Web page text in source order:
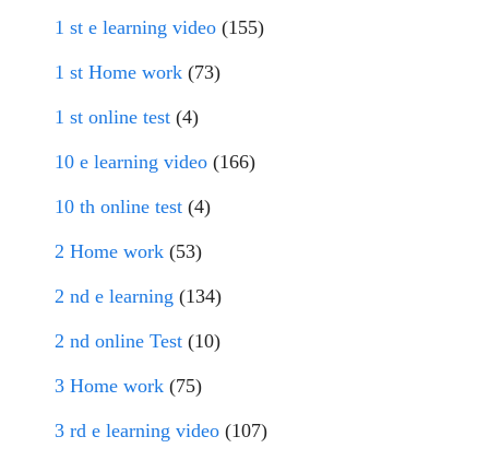
1 st e learning video (155)
1 st Home work (73)
1 st online test (4)
10 e learning video (166)
10 th online test (4)
2 Home work (53)
2 nd e learning (134)
2 nd online Test (10)
3 Home work (75)
3 rd e learning video (107)